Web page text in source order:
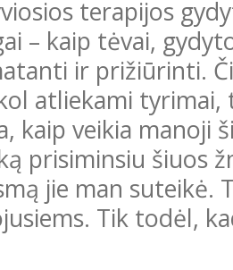
terapijos
– kaip tėvai,
ir prižiūrinti.
atliekami tyrimai,
kaip veikia manoji
prisiminsiu šiuos
jie man suteikė.
Tik todėl,